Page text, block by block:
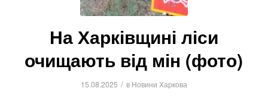
На Харківщині ліси
очищають від мін (фото)
15.08.2025 / в Новини Харкова